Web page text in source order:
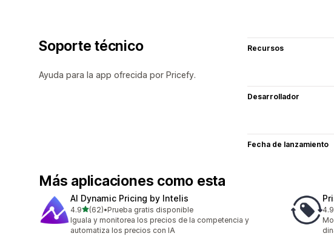
Soporte técnico
Ayuda para la app ofrecida por Pricefy.
Recursos
Desarrollador
Fecha de lanzamiento
Más aplicaciones como esta
AI Dynamic Pricing by Intelis
4.9de 5 estrellas
(62)
62 reseñas en total
•Prueba gratis disponible
Iguala y monitorea los precios de la competencia y
automatiza los precios con IA
4.9